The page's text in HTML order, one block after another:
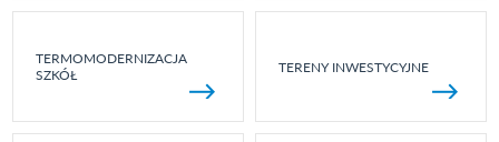
TERMOMODERNIZACJA
SZKÓŁ
TERENY INWESTYCYJNE